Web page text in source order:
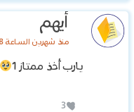
أيهم
منذ شهرين الساعة 20:18
يارب أخذ ممتاز 1
3